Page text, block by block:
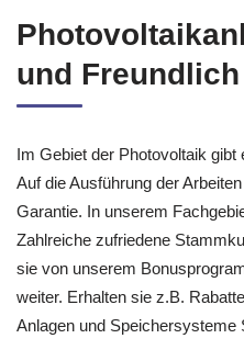
und Freundlich
Im Gebiet der Photovoltaik
Auf die Ausführung der
Garantie. In unserem
Zahlreiche zufriedene
sie von unserem
weiter. Erhalten sie z.B.
Anlagen und Speichersysteme